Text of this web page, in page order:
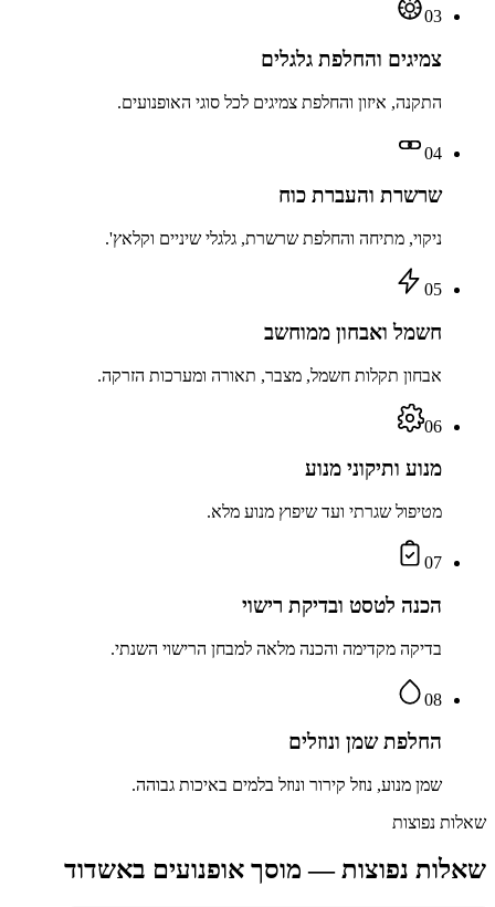
03
צמיגים והחלפת גלגלים
התקנה, איזון והחלפת צמיגים לכל סוגי האופנועים.
04
שרשרת והעברת כוח
ניקוי, מתיחה והחלפת שרשרת, גלגלי שיניים וקלאץ'.
05
חשמל ואבחון ממוחשב
אבחון תקלות חשמל, מצבר, תאורה ומערכות הזרקה.
06
מנוע ותיקוני מנוע
מטיפול שגרתי ועד שיפוץ מנוע מלא.
07
הכנה לטסט ובדיקת רישוי
בדיקה מקדימה והכנה מלאה למבחן הרישוי השנתי.
08
החלפת שמן ונוזלים
שמן מנוע, נוזל קירור ונוזל בלמים באיכות גבוהה.
שאלות נפוצות
שאלות נפוצות — מוסך אופנועים באשדוד